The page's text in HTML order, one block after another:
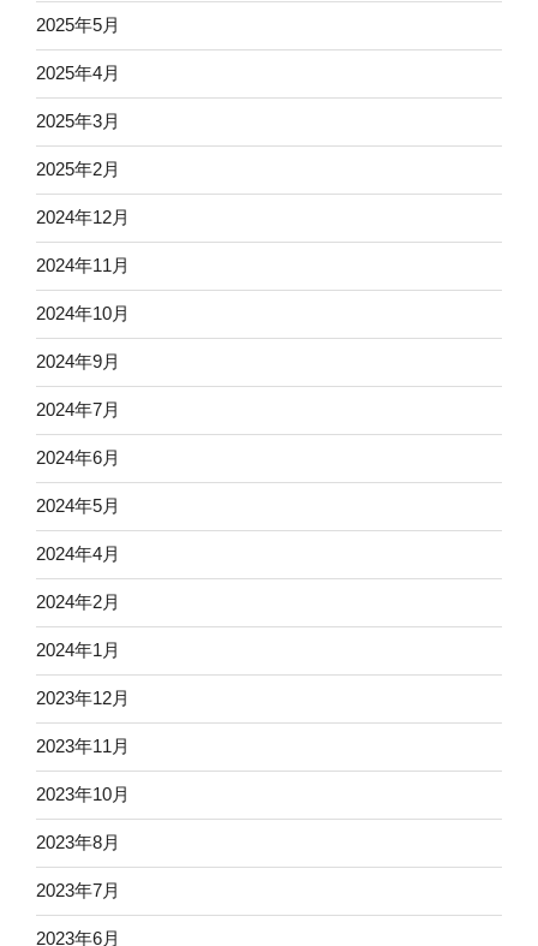
2025年5月
2025年4月
2025年3月
2025年2月
2024年12月
2024年11月
2024年10月
2024年9月
2024年7月
2024年6月
2024年5月
2024年4月
2024年2月
2024年1月
2023年12月
2023年11月
2023年10月
2023年8月
2023年7月
2023年6月